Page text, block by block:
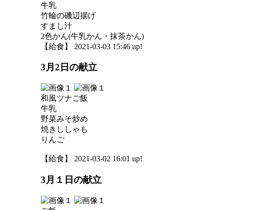
牛乳
竹輪の磯辺揚げ
すまし汁
2色かん(牛乳かん・抹茶かん)
【給食】 2021-03-03 15:46 up!
3月2日の献立
和風ツナご飯
牛乳
野菜みそ炒め
焼きししゃも
りんご
【給食】 2021-03-02 16:01 up!
3月１日の献立